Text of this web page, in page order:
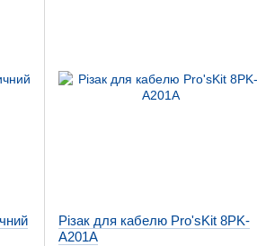
Різак для кабелю Pro'sKit 8PK-
A201A